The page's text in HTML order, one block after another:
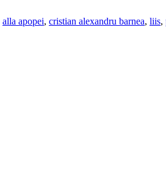
alla apopei, cristian alexandru barnea, liis,